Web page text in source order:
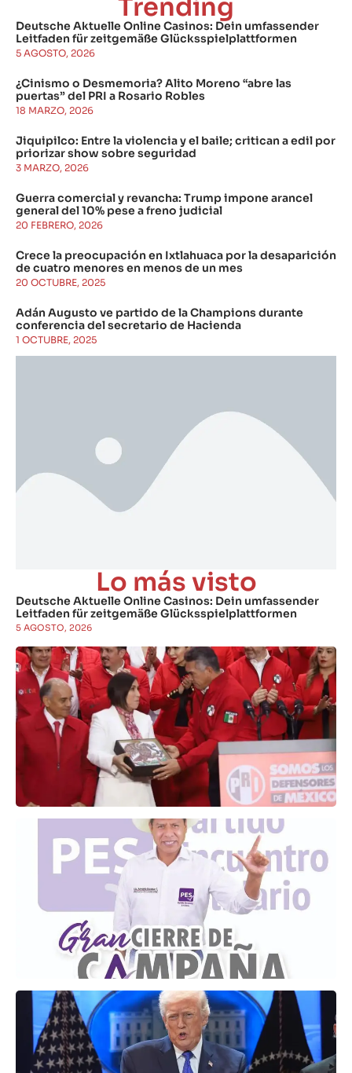
Trending
Deutsche Aktuelle Online Casinos: Dein umfassender
Leitfaden für zeitgemäße Glücksspielplattformen
5 AGOSTO, 2026
¿Cinismo o Desmemoria? Alito Moreno “abre las
puertas” del PRI a Rosario Robles
18 MARZO, 2026
Jiquipilco: Entre la violencia y el baile; critican a edil por
priorizar show sobre seguridad
3 MARZO, 2026
Guerra comercial y revancha: Trump impone arancel
general del 10% pese a freno judicial
20 FEBRERO, 2026
Crece la preocupación en Ixtlahuaca por la desaparición
de cuatro menores en menos de un mes
20 OCTUBRE, 2025
Adán Augusto ve partido de la Champions durante
conferencia del secretario de Hacienda
1 OCTUBRE, 2025
Lo más visto
Deutsche Aktuelle Online Casinos: Dein umfassender
Leitfaden für zeitgemäße Glücksspielplattformen
5 AGOSTO, 2026